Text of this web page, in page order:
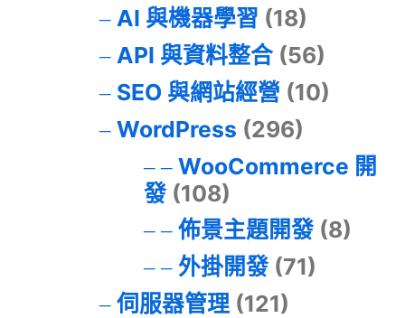
AI 與機器學習 (18)
API 與資料整合(56)
SEO 與網站經營 (10)
WordPress (296)
WooCommerce 開
發(108)
佈景主題開發(8)
外掛開發(71)
伺服器管理(121)